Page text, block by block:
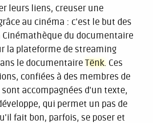
leurs liens, creuser une
au cinéma : c'est le but des
Cinémathèque du documentaire
la plateforme de streaming
le documentaire Tënk. Ces
confiées à des membres de
accompagnées d'un texte,
qui permet un pas de
fait bon, parfois, se poser et